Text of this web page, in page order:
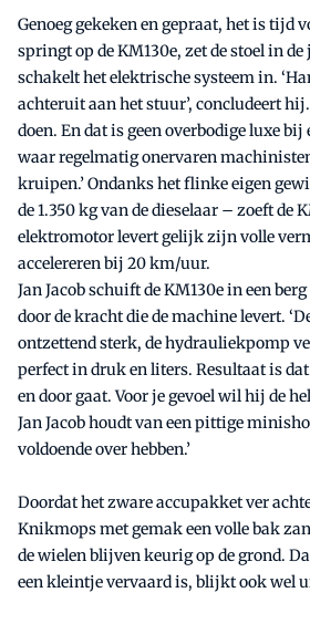
Genoeg gekeken en gepraat, het is tijd
springt op de KM130e, zet de stoel in
schakelt het elektrische systeem in.
achteruit aan het stuur’, concludeert
doen. En dat is geen overbodige luxe bij
waar regelmatig onervaren
kruipen.’ Ondanks het flinke eigen
de 1.350 kg van de dieselaar – zoeft de
elektromotor levert gelijk zijn volle
accelereren bij 20 km/uur.
Jan Jacob schuift de KM130e in een
door de kracht die de machine levert.
ontzettend sterk, de hydrauliekpomp
perfect in druk en liters. Resultaat is
en door gaat. Voor je gevoel wil hij de
Jan Jacob houdt van een pittige
voldoende over hebben.’
Doordat het zware accupakket ver
Knikmops met gemak een volle bak
de wielen blijven keurig op de grond.
een kleintje vervaard is, blijkt ook wel